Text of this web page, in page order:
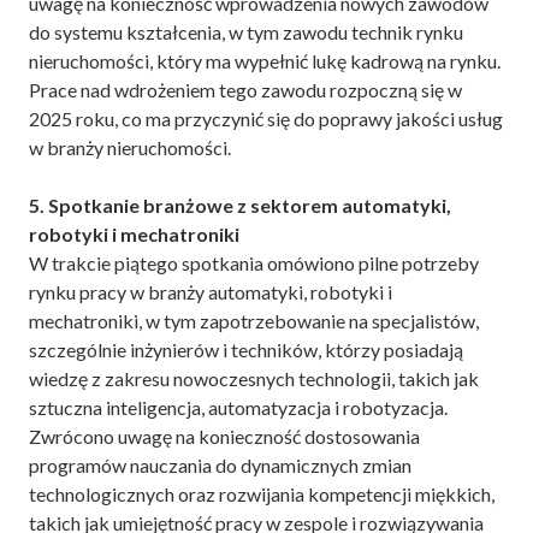
do systemu kształcenia, w tym zawodu technik rynku
nieruchomości, który ma wypełnić lukę kadrową na rynku.
Prace nad wdrożeniem tego zawodu rozpoczną się w
2025 roku, co ma przyczynić się do poprawy jakości usług
w branży nieruchomości.
5. Spotkanie branżowe z sektorem automatyki,
robotyki i mechatroniki
W trakcie piątego spotkania omówiono pilne potrzeby
rynku pracy w branży automatyki, robotyki i
mechatroniki, w tym zapotrzebowanie na specjalistów,
szczególnie inżynierów i techników, którzy posiadają
wiedzę z zakresu nowoczesnych technologii, takich jak
sztuczna inteligencja, automatyzacja i robotyzacja.
Zwrócono uwagę na konieczność dostosowania
programów nauczania do dynamicznych zmian
technologicznych oraz rozwijania kompetencji miękkich,
takich jak umiejętność pracy w zespole i rozwiązywania